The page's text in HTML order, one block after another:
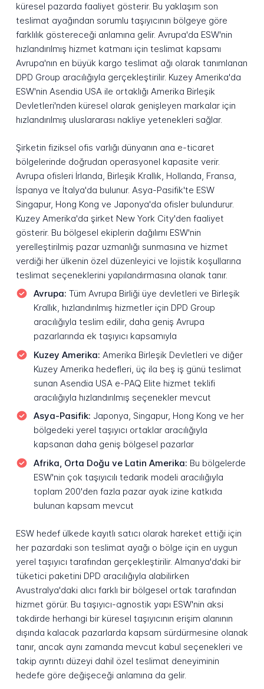
küresel pazarda faaliyet gösterir. Bu yaklaşım son
teslimat ayağından sorumlu taşıyıcının bölgeye göre
farklılık göstereceği anlamına gelir. Avrupa'da ESW'nin
hızlandırılmış hizmet katmanı için teslimat kapsamı
Avrupa'nın en büyük kargo teslimat ağı olarak tanımlanan
DPD Group aracılığıyla gerçekleştirilir. Kuzey Amerika'da
ESW'nin Asendia USA ile ortaklığı Amerika Birleşik
Devletleri'nden küresel olarak genişleyen markalar için
hızlandırılmış uluslararası nakliye yetenekleri sağlar.
Şirketin fiziksel ofis varlığı dünyanın ana e-ticaret
bölgelerinde doğrudan operasyonel kapasite verir.
Avrupa ofisleri İrlanda, Birleşik Krallık, Hollanda, Fransa,
İspanya ve İtalya'da bulunur. Asya-Pasifik'te ESW
Singapur, Hong Kong ve Japonya'da ofisler bulundurur.
Kuzey Amerika'da şirket New York City'den faaliyet
gösterir. Bu bölgesel ekiplerin dağılımı ESW'nin
yerelleştirilmiş pazar uzmanlığı sunmasına ve hizmet
verdiği her ülkenin özel düzenleyici ve lojistik koşullarına
teslimat seçeneklerini yapılandırmasına olanak tanır.
Avrupa: Tüm Avrupa Birliği üye devletleri ve Birleşik
Krallık, hızlandırılmış hizmetler için DPD Group
aracılığıyla teslim edilir, daha geniş Avrupa
pazarlarında ek taşıyıcı kapsamıyla
Kuzey Amerika: Amerika Birleşik Devletleri ve diğer
Kuzey Amerika hedefleri, üç ila beş iş günü teslimat
sunan Asendia USA e-PAQ Elite hizmet teklifi
aracılığıyla hızlandırılmış seçenekler mevcut
Asya-Pasifik: Japonya, Singapur, Hong Kong ve her
bölgedeki yerel taşıyıcı ortaklar aracılığıyla
kapsanan daha geniş bölgesel pazarlar
Afrika, Orta Doğu ve Latin Amerika: Bu bölgelerde
ESW'nin çok taşıyıcılı tedarik modeli aracılığıyla
toplam 200'den fazla pazar ayak izine katkıda
bulunan kapsam mevcut
ESW hedef ülkede kayıtlı satıcı olarak hareket ettiği için
her pazardaki son teslimat ayağı o bölge için en uygun
yerel taşıyıcı tarafından gerçekleştirilir. Almanya'daki bir
tüketici paketini DPD aracılığıyla alabilirken
Avustralya'daki alıcı farklı bir bölgesel ortak tarafından
hizmet görür. Bu taşıyıcı-agnostik yapı ESW'nin aksi
takdirde herhangi bir küresel taşıyıcının erişim alanının
dışında kalacak pazarlarda kapsam sürdürmesine olanak
tanır, ancak aynı zamanda mevcut kabul seçenekleri ve
takip ayrıntı düzeyi dahil özel teslimat deneyiminin
hedefe göre değişeceği anlamına da gelir.